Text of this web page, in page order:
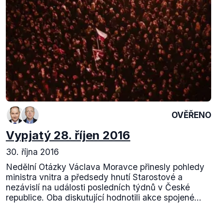
OVĚŘENO
Vypjatý 28. říjen 2016
30. října 2016
Nedělní Otázky Václava Moravce přinesly pohledy
ministra vnitra a předsedy hnutí Starostové a
nezávislí na události posledních týdnů v České
republice. Oba diskutující hodnotili akce spojené...